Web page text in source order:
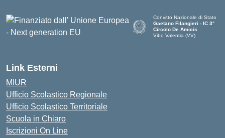
Convitto Nazionale di Stato
Gaetano Filangieri - IC 3°
Circolo De Amicis
Vibo Valentia (VV)
Link Esterni
MIUR
Ufficio Scolastico Regionale
Ufficio Scolastico Territoriale
Scuola in Chiaro
Iscrizioni On Line